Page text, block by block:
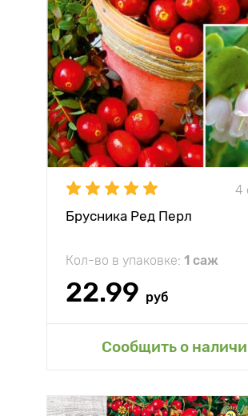
4
Брусника Ред Перл
Кол-во в упаковке: 1 саж
22.99 руб
Сообщить о